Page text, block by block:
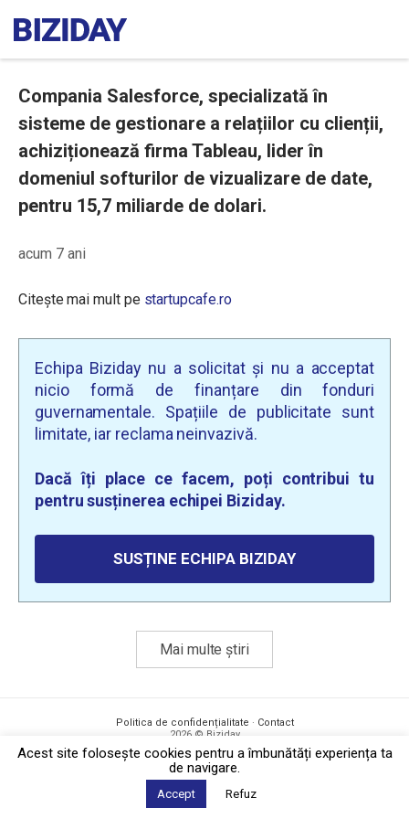
Compania Salesforce, specializată în
sisteme de gestionare a relațiilor cu clienții,
achiziționează firma Tableau, lider în
domeniul softurilor de vizualizare de date,
pentru 15,7 miliarde de dolari.
acum 7 ani
Citește mai mult pe startupcafe.ro
Echipa Biziday nu a solicitat și nu a acceptat
nicio formă de finanțare din fonduri
guvernamentale. Spațiile de publicitate sunt
limitate, iar reclama neinvazivă.
Dacă îți place ce facem, poți contribui tu
pentru susținerea echipei Biziday.
SUSȚINE ECHIPA BIZIDAY
Mai multe știri
Politica de confidențialitate · Contact
2026 © Biziday
Acest site foloseşte cookies pentru a îmbunătăți experiența ta
de navigare.
Accept Refuz